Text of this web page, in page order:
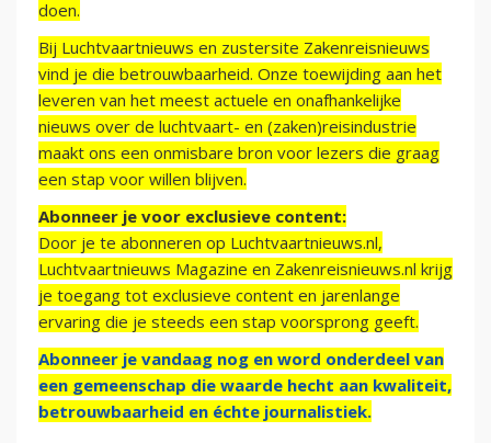
doen.
Bij Luchtvaartnieuws en zustersite Zakenreisnieuws
vind je die betrouwbaarheid. Onze toewijding aan het
leveren van het meest actuele en onafhankelijke
nieuws over de luchtvaart- en (zaken)reisindustrie
maakt ons een onmisbare bron voor lezers die graag
een stap voor willen blijven.
Abonneer je voor exclusieve content:
Door je te abonneren op Luchtvaartnieuws.nl,
Luchtvaartnieuws Magazine en Zakenreisnieuws.nl krijg
je toegang tot exclusieve content en jarenlange
ervaring die je steeds een stap voorsprong geeft.
Abonneer je vandaag nog en word onderdeel van
een gemeenschap die waarde hecht aan kwaliteit,
betrouwbaarheid en échte journalistiek.